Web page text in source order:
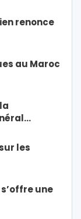
renonce
au Maroc
les
une